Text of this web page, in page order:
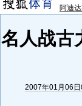
阿迪
名人战古
2007年01月06